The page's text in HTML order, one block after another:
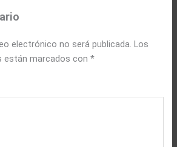
electrónico no será publicada. Los
están marcados con*